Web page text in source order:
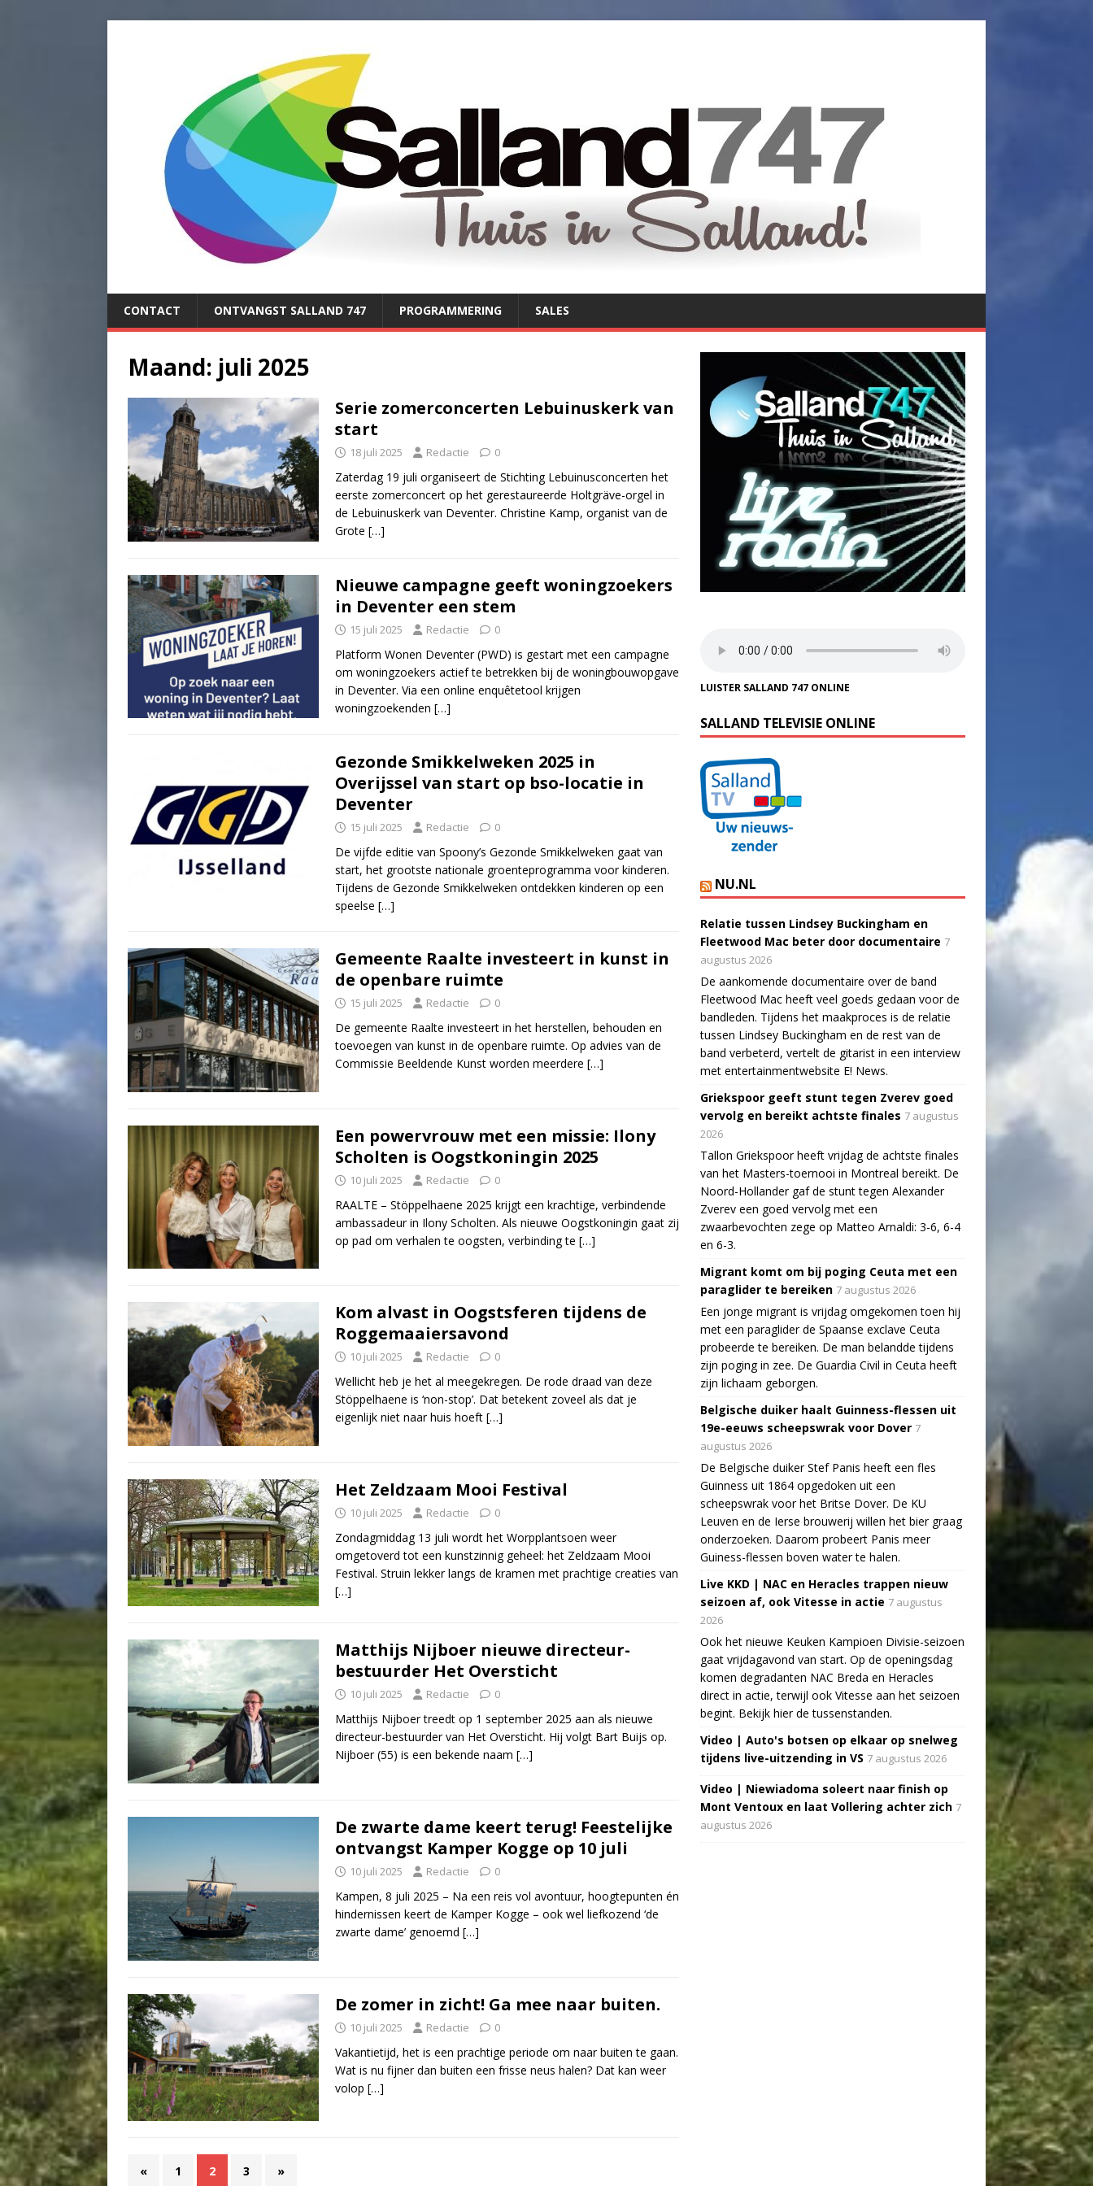
CONTACT ONTVANGST SALLAND 747 PROGRAMMERING SALES
Maand: juli 2025
Serie zomerconcerten Lebuinuskerk van
start
18 juli 2025 Redactie 0
Zaterdag 19 juli organiseert de Stichting Lebuinusconcerten het
eerste zomerconcert op het gerestaureerde Holtgräve-orgel in
de Lebuinuskerk van Deventer. Christine Kamp, organist van de
Grote […]
Nieuwe campagne geeft woningzoekers
in Deventer een stem
15 juli 2025 Redactie 0
Platform Wonen Deventer (PWD) is gestart met een campagne
om woningzoekers actief te betrekken bij de woningbouwopgave
in Deventer. Via een online enquêtetool krijgen
woningzoekenden […]
Gezonde Smikkelweken 2025 in
Overijssel van start op bso-locatie in
Deventer
15 juli 2025 Redactie 0
De vijfde editie van Spoony’s Gezonde Smikkelweken gaat van
start, het grootste nationale groenteprogramma voor kinderen.
Tijdens de Gezonde Smikkelweken ontdekken kinderen op een
speelse […]
Gemeente Raalte investeert in kunst in
de openbare ruimte
15 juli 2025 Redactie 0
De gemeente Raalte investeert in het herstellen, behouden en
toevoegen van kunst in de openbare ruimte. Op advies van de
Commissie Beeldende Kunst worden meerdere […]
Een powervrouw met een missie: Ilony
Scholten is Oogstkoningin 2025
10 juli 2025 Redactie 0
RAALTE – Stöppelhaene 2025 krijgt een krachtige, verbindende
ambassadeur in Ilony Scholten. Als nieuwe Oogstkoningin gaat zij
op pad om verhalen te oogsten, verbinding te […]
Kom alvast in Oogstsferen tijdens de
Roggemaaiersavond
10 juli 2025 Redactie 0
Wellicht heb je het al meegekregen. De rode draad van deze
Stöppelhaene is ‘non-stop’. Dat betekent zoveel als dat je
eigenlijk niet naar huis hoeft […]
Het Zeldzaam Mooi Festival
10 juli 2025 Redactie 0
Zondagmiddag 13 juli wordt het Worpplantsoen weer
omgetoverd tot een kunstzinnig geheel: het Zeldzaam Mooi
Festival. Struin lekker langs de kramen met prachtige creaties van
[…]
Matthijs Nijboer nieuwe directeur-
bestuurder Het Oversticht
10 juli 2025 Redactie 0
Matthijs Nijboer treedt op 1 september 2025 aan als nieuwe
directeur-bestuurder van Het Oversticht. Hij volgt Bart Buijs op.
Nijboer (55) is een bekende naam […]
De zwarte dame keert terug! Feestelijke
ontvangst Kamper Kogge op 10 juli
10 juli 2025 Redactie 0
Kampen, 8 juli 2025 – Na een reis vol avontuur, hoogtepunten én
hindernissen keert de Kamper Kogge – ook wel liefkozend ‘de
zwarte dame’ genoemd […]
De zomer in zicht! Ga mee naar buiten.
10 juli 2025 Redactie 0
Vakantietijd, het is een prachtige periode om naar buiten te gaan.
Wat is nu fijner dan buiten een frisse neus halen? Dat kan weer
volop […]
« 1 2 3 »
LUISTER SALLAND 747 ONLINE
SALLAND TELEVISIE ONLINE
NU.NL
Relatie tussen Lindsey Buckingham en
Fleetwood Mac beter door documentaire 7
augustus 2026
De aankomende documentaire over de band
Fleetwood Mac heeft veel goeds gedaan voor de
bandleden. Tijdens het maakproces is de relatie
tussen Lindsey Buckingham en de rest van de
band verbeterd, vertelt de gitarist in een interview
met entertainmentwebsite E! News.
Griekspoor geeft stunt tegen Zverev goed
vervolg en bereikt achtste finales 7 augustus
2026
Tallon Griekspoor heeft vrijdag de achtste finales
van het Masters-toernooi in Montreal bereikt. De
Noord-Hollander gaf de stunt tegen Alexander
Zverev een goed vervolg met een
zwaarbevochten zege op Matteo Arnaldi: 3-6, 6-4
en 6-3.
Migrant komt om bij poging Ceuta met een
paraglider te bereiken 7 augustus 2026
Een jonge migrant is vrijdag omgekomen toen hij
met een paraglider de Spaanse exclave Ceuta
probeerde te bereiken. De man belandde tijdens
zijn poging in zee. De Guardia Civil in Ceuta heeft
zijn lichaam geborgen.
Belgische duiker haalt Guinness-flessen uit
19e-eeuws scheepswrak voor Dover 7
augustus 2026
De Belgische duiker Stef Panis heeft een fles
Guinness uit 1864 opgedoken uit een
scheepswrak voor het Britse Dover. De KU
Leuven en de Ierse brouwerij willen het bier graag
onderzoeken. Daarom probeert Panis meer
Guiness-flessen boven water te halen.
Live KKD | NAC en Heracles trappen nieuw
seizoen af, ook Vitesse in actie 7 augustus
2026
Ook het nieuwe Keuken Kampioen Divisie-seizoen
gaat vrijdagavond van start. Op de openingsdag
komen degradanten NAC Breda en Heracles
direct in actie, terwijl ook Vitesse aan het seizoen
begint. Bekijk hier de tussenstanden.
Video | Auto's botsen op elkaar op snelweg
tijdens live-uitzending in VS 7 augustus 2026
Video | Niewiadoma soleert naar finish op
Mont Ventoux en laat Vollering achter zich 7
augustus 2026